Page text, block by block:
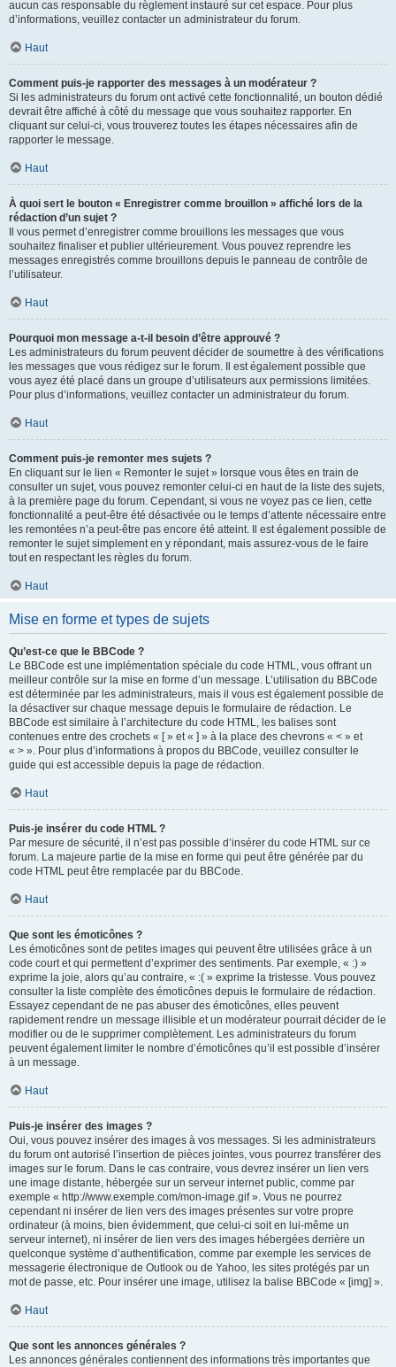
aucun cas responsable du règlement instauré sur cet espace. Pour plus
d’informations, veuillez contacter un administrateur du forum.
Haut
Comment puis-je rapporter des messages à un modérateur ?
Si les administrateurs du forum ont activé cette fonctionnalité, un bouton dédié
devrait être affiché à côté du message que vous souhaitez rapporter. En
cliquant sur celui-ci, vous trouverez toutes les étapes nécessaires afin de
rapporter le message.
Haut
À quoi sert le bouton « Enregistrer comme brouillon » affiché lors de la
rédaction d’un sujet ?
Il vous permet d’enregistrer comme brouillons les messages que vous
souhaitez finaliser et publier ultérieurement. Vous pouvez reprendre les
messages enregistrés comme brouillons depuis le panneau de contrôle de
l’utilisateur.
Haut
Pourquoi mon message a-t-il besoin d’être approuvé ?
Les administrateurs du forum peuvent décider de soumettre à des vérifications
les messages que vous rédigez sur le forum. Il est également possible que
vous ayez été placé dans un groupe d’utilisateurs aux permissions limitées.
Pour plus d’informations, veuillez contacter un administrateur du forum.
Haut
Comment puis-je remonter mes sujets ?
En cliquant sur le lien « Remonter le sujet » lorsque vous êtes en train de
consulter un sujet, vous pouvez remonter celui-ci en haut de la liste des sujets,
à la première page du forum. Cependant, si vous ne voyez pas ce lien, cette
fonctionnalité a peut-être été désactivée ou le temps d’attente nécessaire entre
les remontées n’a peut-être pas encore été atteint. Il est également possible de
remonter le sujet simplement en y répondant, mais assurez-vous de le faire
tout en respectant les règles du forum.
Haut
Mise en forme et types de sujets
Qu’est-ce que le BBCode ?
Le BBCode est une implémentation spéciale du code HTML, vous offrant un
meilleur contrôle sur la mise en forme d’un message. L’utilisation du BBCode
est déterminée par les administrateurs, mais il vous est également possible de
la désactiver sur chaque message depuis le formulaire de rédaction. Le
BBCode est similaire à l’architecture du code HTML, les balises sont
contenues entre des crochets « [ » et « ] » à la place des chevrons « < » et
« > ». Pour plus d’informations à propos du BBCode, veuillez consulter le
guide qui est accessible depuis la page de rédaction.
Haut
Puis-je insérer du code HTML ?
Par mesure de sécurité, il n’est pas possible d’insérer du code HTML sur ce
forum. La majeure partie de la mise en forme qui peut être générée par du
code HTML peut être remplacée par du BBCode.
Haut
Que sont les émoticônes ?
Les émoticônes sont de petites images qui peuvent être utilisées grâce à un
code court et qui permettent d’exprimer des sentiments. Par exemple, « :) »
exprime la joie, alors qu’au contraire, « :( » exprime la tristesse. Vous pouvez
consulter la liste complète des émoticônes depuis le formulaire de rédaction.
Essayez cependant de ne pas abuser des émoticônes, elles peuvent
rapidement rendre un message illisible et un modérateur pourrait décider de le
modifier ou de le supprimer complètement. Les administrateurs du forum
peuvent également limiter le nombre d’émoticônes qu’il est possible d’insérer
à un message.
Haut
Puis-je insérer des images ?
Oui, vous pouvez insérer des images à vos messages. Si les administrateurs
du forum ont autorisé l’insertion de pièces jointes, vous pourrez transférer des
images sur le forum. Dans le cas contraire, vous devrez insérer un lien vers
une image distante, hébergée sur un serveur internet public, comme par
exemple « http://www.exemple.com/mon-image.gif ». Vous ne pourrez
cependant ni insérer de lien vers des images présentes sur votre propre
ordinateur (à moins, bien évidemment, que celui-ci soit en lui-même un
serveur internet), ni insérer de lien vers des images hébergées derrière un
quelconque système d’authentification, comme par exemple les services de
messagerie électronique de Outlook ou de Yahoo, les sites protégés par un
mot de passe, etc. Pour insérer une image, utilisez la balise BBCode « [img] ».
Haut
Que sont les annonces générales ?
Les annonces générales contiennent des informations très importantes que